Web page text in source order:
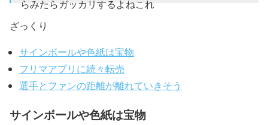
らみたらガッカリするよねこれ
喜び、記念、嬉しみ、この言葉を知らねぇのか
— マッピー@鴎党 (@marines679)
ざっくり
サインボールや色紙は宝物
フリマアプリに続々転売
選手とファンの距離が離れていきそう
サインボールや色紙は宝物